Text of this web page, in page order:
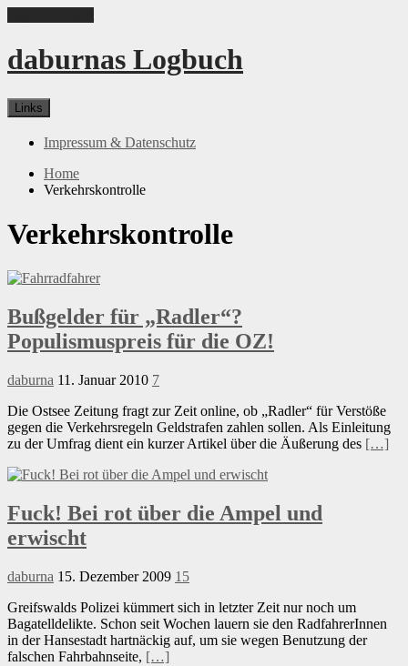
daburnas Logbuch
Links
Impressum & Datenschutz
Home
Verkehrskontrolle
Verkehrskontrolle
Bußgelder für „Radler“?
Populismuspreis für die OZ!
daburna 11. Januar 2010 7
Die Ostsee Zeitung fragt zur Zeit online, ob „Radler“ für Verstöße
gegen die Verkehrsregeln Geldstrafen zahlen sollen. Als Einleitung
zu der Umfrag dient ein kurzer Artikel über die Äußerung des […]
Fuck! Bei rot über die Ampel und
erwischt
daburna 15. Dezember 2009 15
Greifswalds Polizei kümmert sich in letzter Zeit nur noch um
Bagatelldelikte. Schon seit Wochen lauern sie den RadfahrerInnen
in der Hansestadt hartnäckig auf, um sie wegen Benutzung der
falschen Fahrbahnseite, […]